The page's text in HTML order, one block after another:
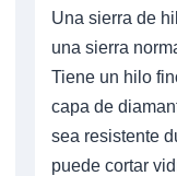
Una sierra de
una sierra
Tiene un hilo
capa de
sea resistente
puede cortar